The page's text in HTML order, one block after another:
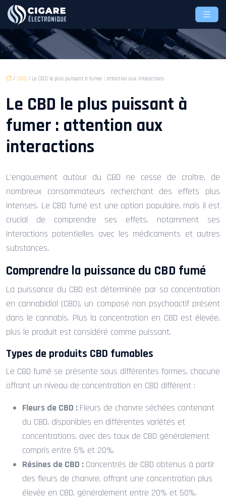
/ CBD / Le CBD le plus puissant à fumer : attention aux interactions
Le CBD le plus puissant à
fumer : attention aux
interactions
L’engouement autour du CBD ne cesse de croître, de
nombreux consommateurs recherchant des effets plus
intenses. Le CBD fumé est une option populaire, mais il est
crucial de comprendre ses effets, notamment ses
interactions potentielles avec les médicaments et autres
substances.
Comprendre la puissance du CBD fumé
La puissance du CBD est déterminée par sa concentration
en cannabidiol (CBD), un composé non psychoactif présent
dans le cannabis. Plus la concentration en CBD est élevée,
plus le produit est considéré comme puissant.
Types de produits CBD fumables
Le CBD fumé se présente sous différentes formes, chacune
offrant un niveau de concentration en CBD différent :
Fleurs de CBD : Fleurs de chanvre séchées contenant
du CBD, disponibles en différentes variétés et
concentrations, avec des taux de CBD généralement
compris entre 5% et 20%.
Résines de CBD : Concentrés de CBD obtenus à partir
des fleurs de chanvre, offrant une concentration plus
élevée en CBD, généralement entre 20% et 50%.